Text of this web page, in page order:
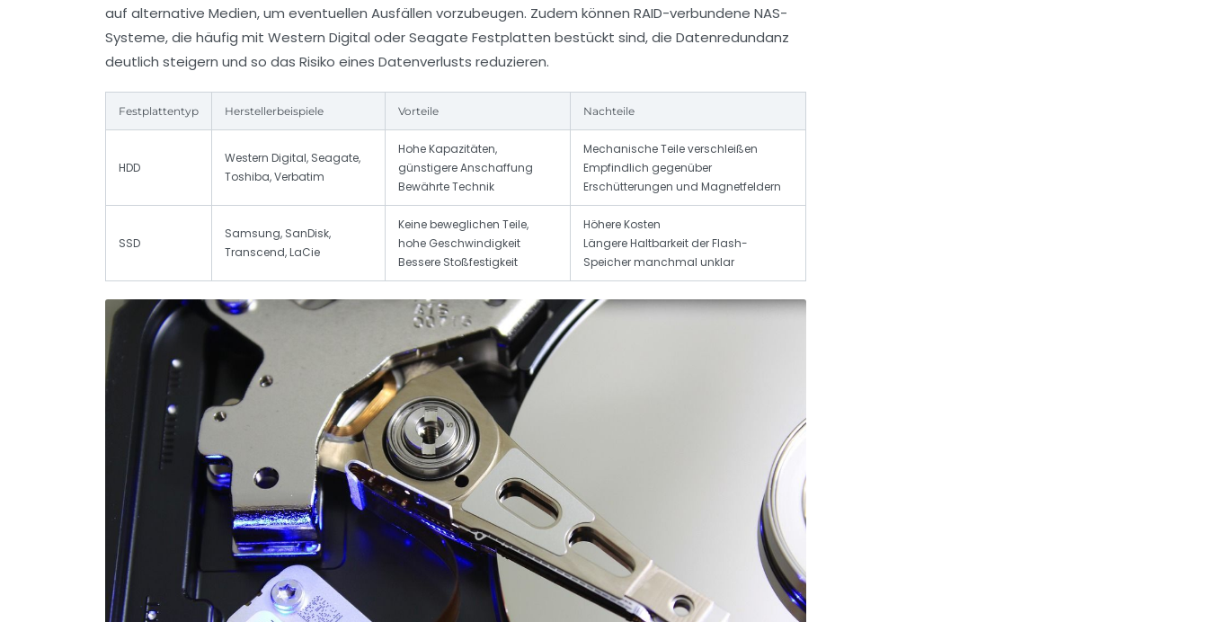
auf alternative Medien, um eventuellen Ausfällen vorzubeugen. Zudem können RAID-verbundene NAS-
Systeme, die häufig mit Western Digital oder Seagate Festplatten bestückt sind, die Datenredundanz
deutlich steigern und so das Risiko eines Datenverlusts reduzieren.
Festplattentyp Herstellerbeispiele Vorteile Nachteile
HDD
Western Digital, Seagate,
Toshiba, Verbatim
Hohe Kapazitäten,
günstigere Anschaffung
Bewährte Technik
Mechanische Teile verschleißen
Empfindlich gegenüber
Erschütterungen und Magnetfeldern
SSD
Samsung, SanDisk,
Transcend, LaCie
Keine beweglichen Teile,
hohe Geschwindigkeit
Bessere Stoßfestigkeit
Höhere Kosten
Längere Haltbarkeit der Flash-
Speicher manchmal unklar